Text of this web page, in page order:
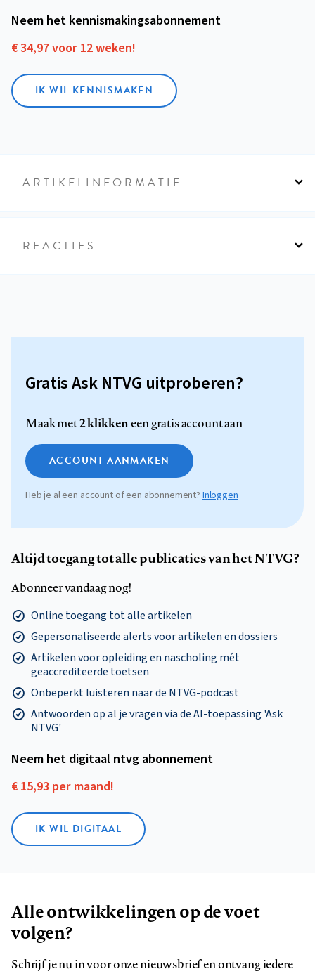
Neem het kennismakings­abonnement
€ 34,97 voor 12 weken!
IK WIL KENNISMAKEN
ARTIKELINFORMATIE
REACTIES
Gratis Ask NTVG uitproberen?
Maak met2 klikkeneen gratis account aan
ACCOUNT AANMAKEN
Heb je al een account of een abonnement? Inloggen
Altijd toegang tot alle publicaties van het NTVG?
Abonneer vandaag nog!
Online toegang tot alle artikelen
Gepersonaliseerde alerts voor artikelen en dossiers
Artikelen voor opleiding en nascholing mét
geaccrediteerde toetsen
Onbeperkt luisteren naar de NTVG-podcast
Antwoorden op al je vragen via de AI-toepassing 'Ask
NTVG'
Neem het digitaal ntvg abonnement
€ 15,93 per maand!
IK WIL DIGITAAL
Alle ontwikkelingen op de voet
volgen?
Schrijf je nu in voor onze nieuwsbrief en ontvang iedere